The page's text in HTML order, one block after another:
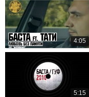
4:05
5:15